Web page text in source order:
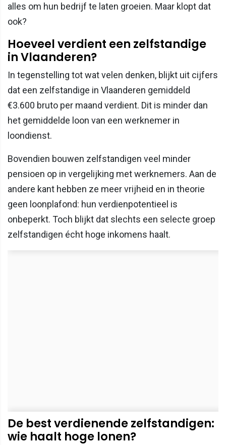
alles om hun bedrijf te laten groeien. Maar klopt dat
ook?
Hoeveel verdient een zelfstandige
in Vlaanderen?
In tegenstelling tot wat velen denken, blijkt uit cijfers
dat een zelfstandige in Vlaanderen gemiddeld
€3.600 bruto per maand verdient. Dit is minder dan
het gemiddelde loon van een werknemer in
loondienst.
Bovendien bouwen zelfstandigen veel minder
pensioen op in vergelijking met werknemers. Aan de
andere kant hebben ze meer vrijheid en in theorie
geen loonplafond: hun verdienpotentieel is
onbeperkt. Toch blijkt dat slechts een selecte groep
zelfstandigen écht hoge inkomens haalt.
De best verdienende zelfstandigen:
wie haalt hoge lonen?